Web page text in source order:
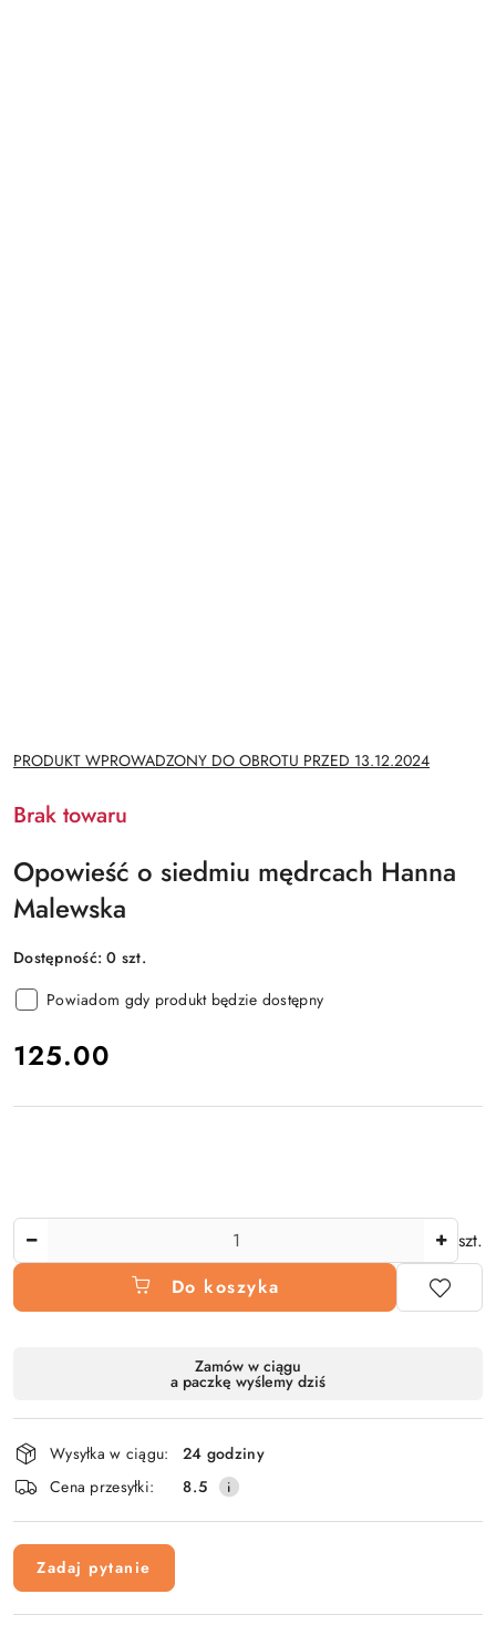
NAZWA
PRODUCENTA:
PRODUKT WPROWADZONY DO OBROTU PRZED 13.12.2024
Brak towaru
Opowieść o siedmiu mędrcach Hanna
Malewska
Dostępność:0 szt.
Powiadom gdy produkt będzie dostępny
cena:
125.00
szt.
Do koszyka
dostawa
Zamów w ciągu
a paczkę wyślemy dziś
Wysyłka w ciągu:
24 godziny
Cena przesyłki:
8.5
Zadaj pytanie